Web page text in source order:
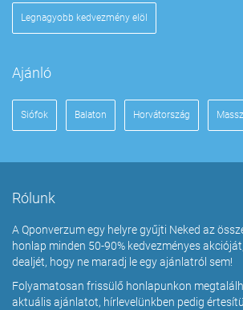
Legnagyobb kedvezmény elöl
Ajánló
Siófok Balaton Horvátország
Rólunk
A Qponverzum egy helyre gyűjti Neked az
honlap minden 50-90% kedvezményes
dealjét, hogy ne maradj le egy ajánlatról sem!
Folyamatosan frissülő honlapunkon
aktuális ajánlatot, hírlevelünkben pedig